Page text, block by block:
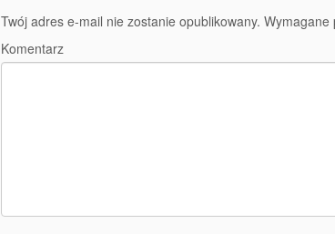
Twój adres e-mail nie zostanie opublikowany. Wymagane
Komentarz